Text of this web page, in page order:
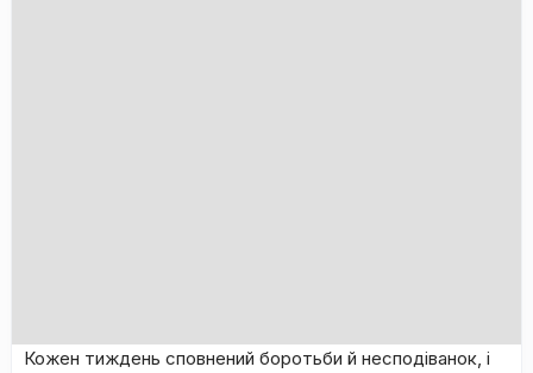
Кожен тиждень сповнений боротьби й несподіванок, і